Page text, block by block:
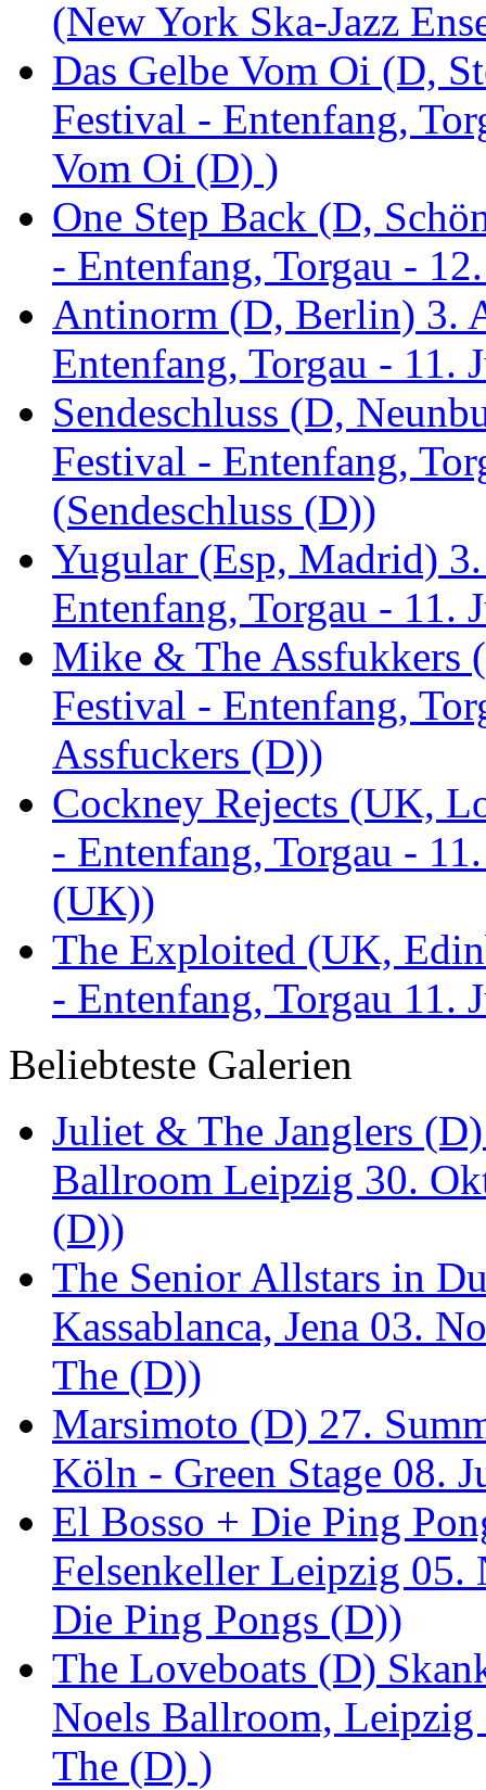
(New York Ska-Jazz
Das Gelbe Vom Oi (D,
Festival - Entenfang,
Vom Oi (D) )
One Step Back (D,
- Entenfang, Torgau -
Antinorm (D, Berlin) 3.
Entenfang, Torgau -
Sendeschluss (D,
Festival - Entenfang,
(Sendeschluss (D))
Yugular (Esp, Madrid)
Entenfang, Torgau - 11.
Mike & The Assfukkers
Festival - Entenfang,
Assfuckers (D))
Cockney Rejects (UK,
- Entenfang, Torgau -
(UK))
The Exploited (UK,
- Entenfang, Torgau
Beliebteste Galerien
Juliet & The Janglers
Ballroom Leipzig 30.
(D))
The Senior Allstars in
Kassablanca, Jena 03.
The (D))
Marsimoto (D) 27.
Köln - Green Stage 08.
El Bosso + Die Ping
Felsenkeller Leipzig
Die Ping Pongs (D))
The Loveboats (D)
Noels Ballroom, Leipzig
The (D) )